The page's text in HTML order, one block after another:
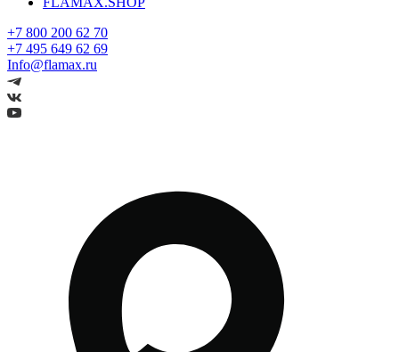
+7 800 200 62 70
+7 495 649 62 69
Info@flamax.ru